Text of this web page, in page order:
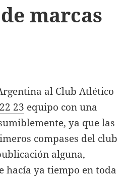
marcas
al Club Atlético
23 equipo con una
ya que las
compases del club
alguna,
hacía ya tiempo en toda